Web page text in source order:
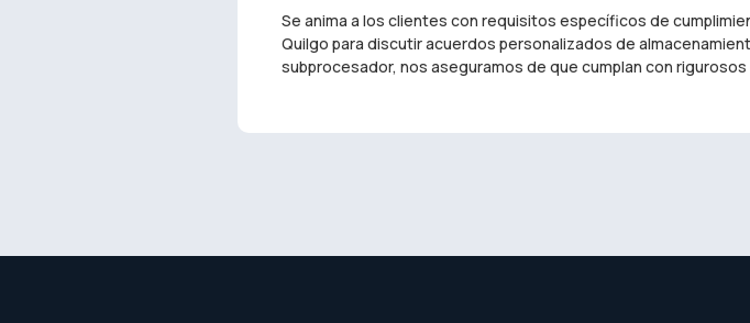
Se anima a los clientes con requisitos específicos de
Quilgo para discutir acuerdos personalizados de
subprocesador, nos aseguramos de que cumplan con